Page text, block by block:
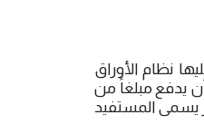
نظام الأوراق
يدفع مبلغاً من